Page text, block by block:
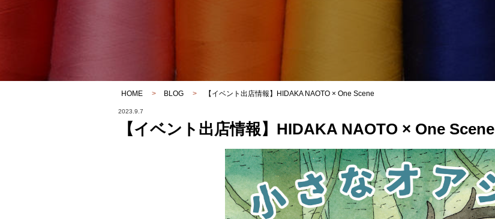
HOME > BLOG > 【イベント出店情報】HIDAKA NAOTO × One Scene
2023.9.7
【イベント出店情報】HIDAKA NAOTO × One Scene